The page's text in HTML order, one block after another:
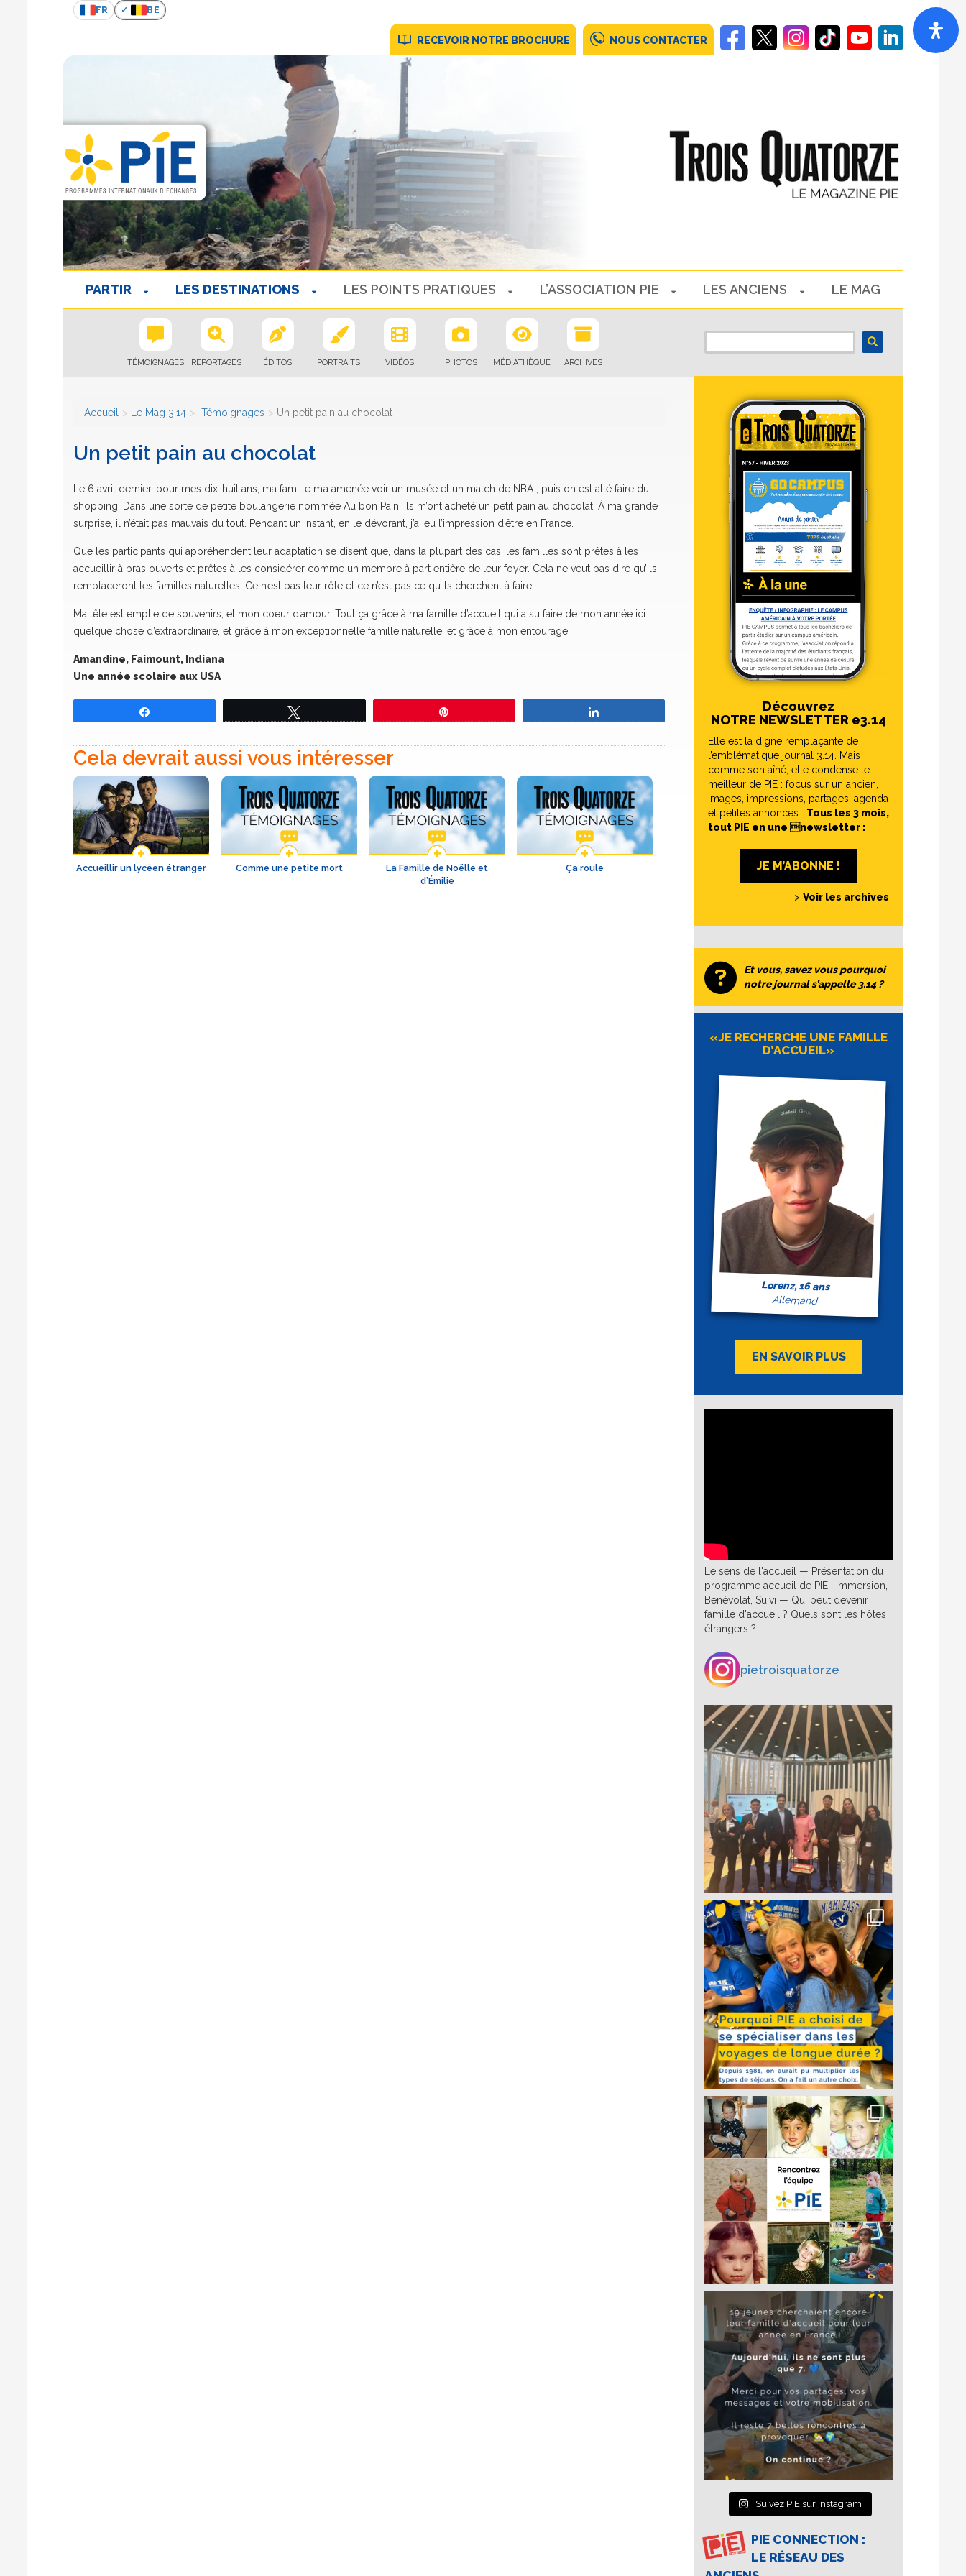
FR BE
RECEVOIR NOTRE BROCHURE NOUS CONTACTER
PARTIR LES DESTINATIONS LES POINTS PRATIQUES L’ASSOCIATION PIE LES ANCIENS LE MAG
TÉMOIGNAGES REPORTAGES ÉDITOS PORTRAITS VIDÉOS PHOTOS MÉDIATHÈQUE ARCHIVES
Accueil Le Mag 3.14 Témoignages Un petit pain au chocolat
Un petit pain au chocolat
Le 6 avril dernier, pour mes dix-huit ans, ma famille m’a amenée voir un musée et un match de NBA ; puis on est allé faire du
shopping. Dans une sorte de petite boulangerie nommée Au bon Pain, ils m’ont acheté un petit pain au chocolat. À ma grande
surprise, il n’était pas mauvais du tout. Pendant un instant, en le dévorant, j’ai eu l’impression d’être en France.
Que les participants qui appréhendent leur adaptation se disent que, dans la plupart des cas, les familles sont prêtes à les
accueillir à bras ouverts et prêtes à les considérer comme un membre à part entière de leur foyer. Cela ne veut pas dire qu’ils
remplaceront les familles naturelles. Ce n’est pas leur rôle et ce n’est pas ce qu’ils cherchent à faire.
Ma tête est emplie de souvenirs, et mon coeur d’amour. Tout ça grâce à ma famille d’accueil qui a su faire de mon année ici
quelque chose d’extraordinaire, et grâce à mon exceptionnelle famille naturelle, et grâce à mon entourage.
Amandine, Faimount, Indiana
Une année scolaire aux USA
Cela devrait aussi vous intéresser
Accueillir un lycéen étranger Comme une petite mort
La Famille de Noëlle et
d’Émilie
Ça roule
Découvrez
NOTRE NEWSLETTER e3.14
Elle est la digne remplaçante de
l’emblématique journal 3.14. Mais
comme son aîné, elle condense le
meilleur de PIE : focus sur un ancien,
images, impressions, partages, agenda
et petites annonces… Tous les 3 mois,
tout PIE en une newsletter :
JE M’ABONNE !
> Voir les archives
Et vous, savez vous pourquoi
notre journal s’appelle 3.14 ?
«JE RECHERCHE UNE FAMILLE
D’ACCUEIL»
Lorenz, 16 ans
Allemand
EN SAVOIR PLUS
Le sens de l'accueil — Présentation du
programme accueil de PIE : Immersion,
Bénévolat, Suivi — Qui peut devenir
famille d'accueil ? Quels sont les hôtes
étrangers ?
pietroisquatorze
Suivez PIE sur Instagram
PIE CONNECTION :
LE RÉSEAU DES